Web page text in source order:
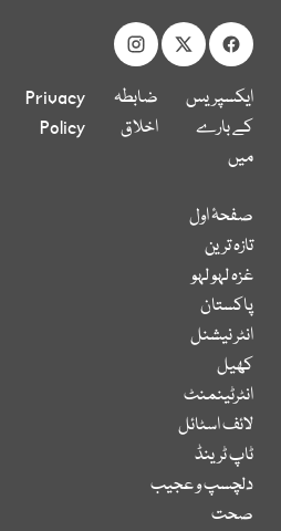
ایکسپریس
کے بارے
میں
ضابطہ
اخلاق
Privacy
Policy
صفحۂ اول
تازہ ترین
غزہ لہو لہو
پاکستان
انٹر نیشنل
کھیل
انٹرٹینمنٹ
لائف اسٹائل
ٹاپ ٹرینڈ
دلچسپ و عجیب
صحت